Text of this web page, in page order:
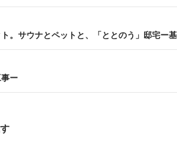
。サウナとペットと、「ととのう」邸宅ー
ー